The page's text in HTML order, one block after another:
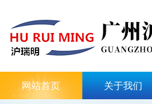
网站首页 关于我们